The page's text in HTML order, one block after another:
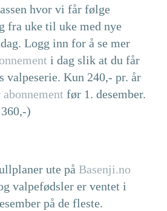
hvor vi får følge
fra uke til uke med nye
Logg inn for å se mer
i dag slik at du får
valpeserie. Kun 240,- pr. år
abonnement før 1. desember.
)
ute på Basenji.no
valpefødsler er ventet i
på de fleste.